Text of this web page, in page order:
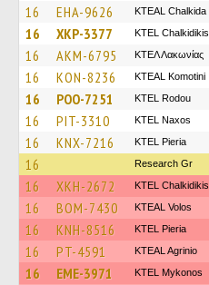
16 EHA-9626 KTEAL Chalkida
16 XKP-3377 ΚΤΕL Chalkidikis
16 AKM-6795 ΚΤΕΛ Λακωνίας
16 KON-8236 KTEAL Komotini
16 POO-7251 ΚΤΕL Rodou
16 PIT-3310 KTEL Naxos
16 KNX-7216 KTEL Pieria
16 Research Gr
16 XKH-2672 ΚΤΕL Chalkidikis
16 BOM-7430 KTEAL Volos
16 KNH-8516 KTEL Pieria
16 PT-4591 KTEAL Agrinio
16 EME-3971 KTEL Mykonos